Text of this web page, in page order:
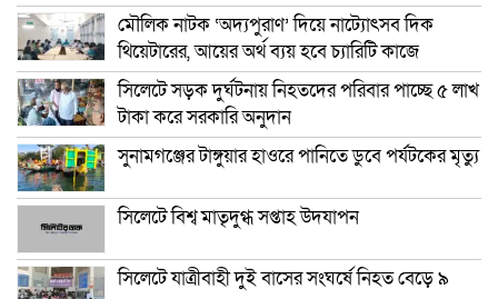
মৌলিক নাটক ‘অদ্যপুরাণ’ দিয়ে নাট্যোৎসব দিক
থিয়েটারের, আয়ের অর্থ ব্যয় হবে চ্যারিটি কাজে
সিলেটে সড়ক দুর্ঘটনায় নিহতদের পরিবার পাচ্ছে ৫ লাখ
টাকা করে সরকারি অনুদান
সুনামগঞ্জের টাঙ্গুয়ার হাওরে পানিতে ডুবে পর্যটকের মৃত্যু
সিলেটে বিশ্ব মাতৃদুগ্ধ সপ্তাহ উদযাপন
সিলেটে যাত্রীবাহী দুই বাসের সংঘর্ষে নিহত বেড়ে ৯